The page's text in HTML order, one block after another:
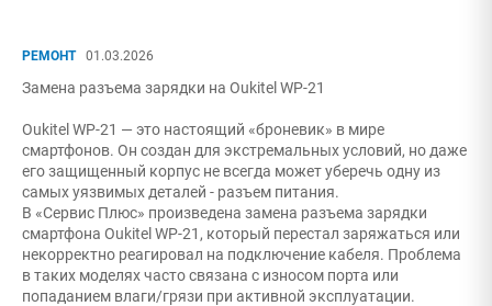
РЕМОНТ 01.03.2026
Замена разъема зарядки на Oukitel WP-21
Oukitel WP-21 — это настоящий «броневик» в мире
смартфонов. Он создан для экстремальных условий, но даже
его защищенный корпус не всегда может уберечь одну из
самых уязвимых деталей - разъем питания.
В «Сервис Плюс» произведена замена разъема зарядки
смартфона Oukitel WP-21, который перестал заряжаться или
некорректно реагировал на подключение кабеля. Проблема
в таких моделях часто связана с износом порта или
попаданием влаги/грязи при активной эксплуатации.